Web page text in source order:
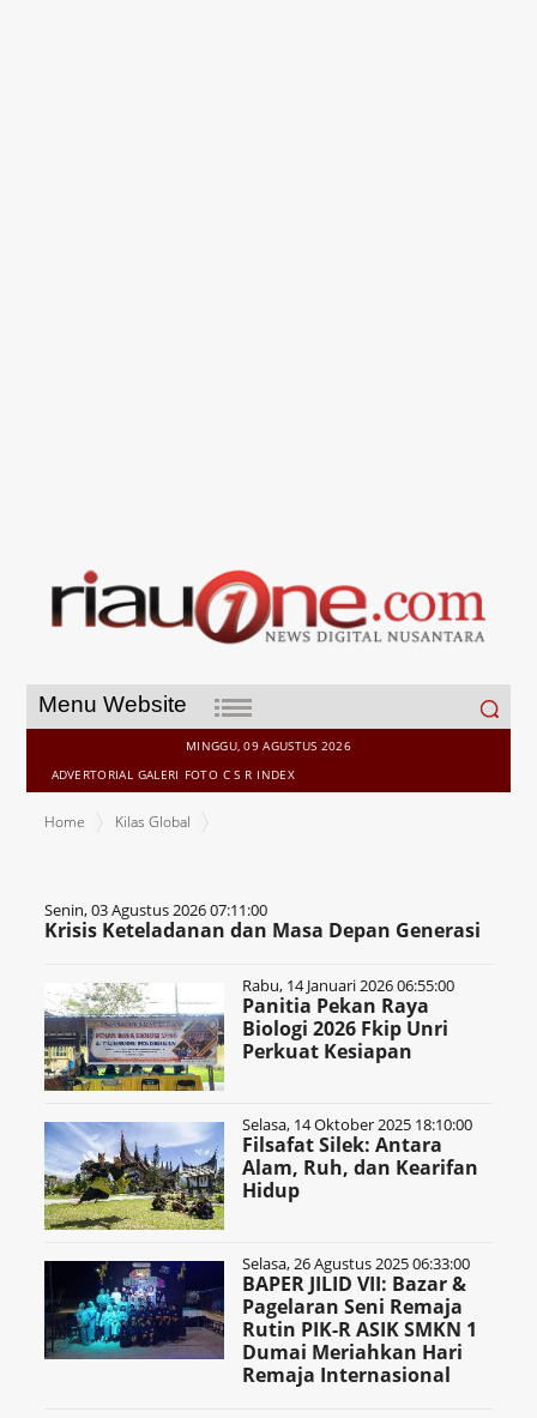
Menu Website
Search
for:
MINGGU, 09 AGUSTUS 2026
ADVERTORIAL GALERI FOTO C S R INDEX
Home Kilas Global
Senin, 03 Agustus 2026 07:11:00
Krisis Keteladanan dan Masa Depan Generasi
Rabu, 14 Januari 2026 06:55:00
Panitia Pekan Raya
Biologi 2026 Fkip Unri
Perkuat Kesiapan
Selasa, 14 Oktober 2025 18:10:00
Filsafat Silek: Antara
Alam, Ruh, dan Kearifan
Hidup
Selasa, 26 Agustus 2025 06:33:00
BAPER JILID VII: Bazar &
Pagelaran Seni Remaja
Rutin PIK-R ASIK SMKN 1
Dumai Meriahkan Hari
Remaja Internasional